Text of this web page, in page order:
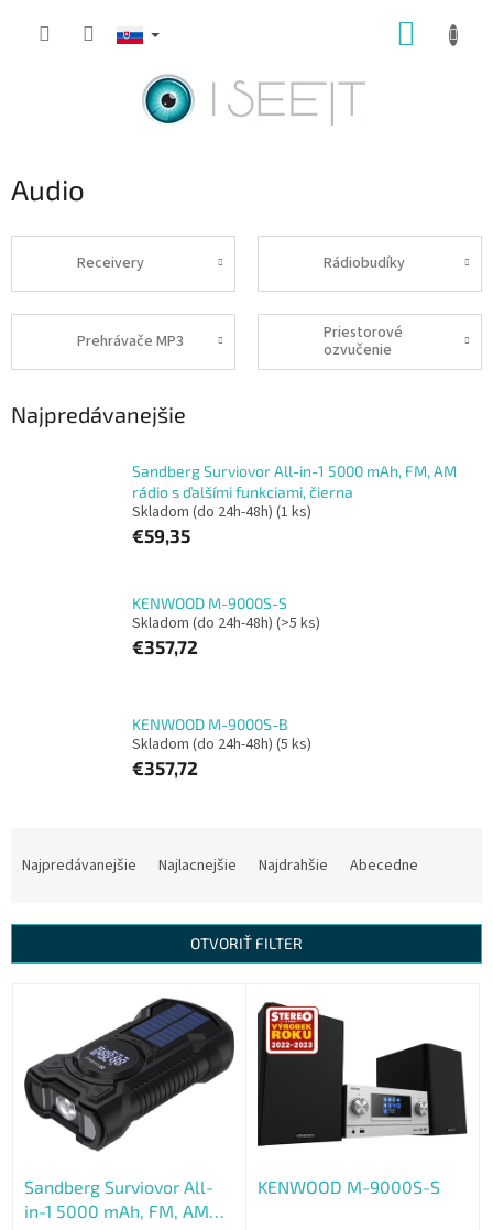
Audio
Receivery Rádiobudíky
Prehrávače MP3
Priestorové
ozvučenie
Najpredávanejšie
Sandberg Surviovor All-in-1 5000 mAh, FM, AM
rádio s ďalšími funkciami, čierna
Skladom (do 24h-48h) (1 ks)
€59,35
KENWOOD M-9000S-S
Skladom (do 24h-48h) (>5 ks)
€357,72
KENWOOD M-9000S-B
Skladom (do 24h-48h) (5 ks)
€357,72
i
Najpredávanejšie Najlacnejšie Najdrahšie Abecedne
OTVORIŤ FILTER
Sandberg Surviovor All-
in-1 5000 mAh, FM, AM
KENWOOD M-9000S-S